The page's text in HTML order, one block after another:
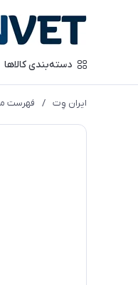
دسته‌بندی کالاها
ایران وِت / فهرست